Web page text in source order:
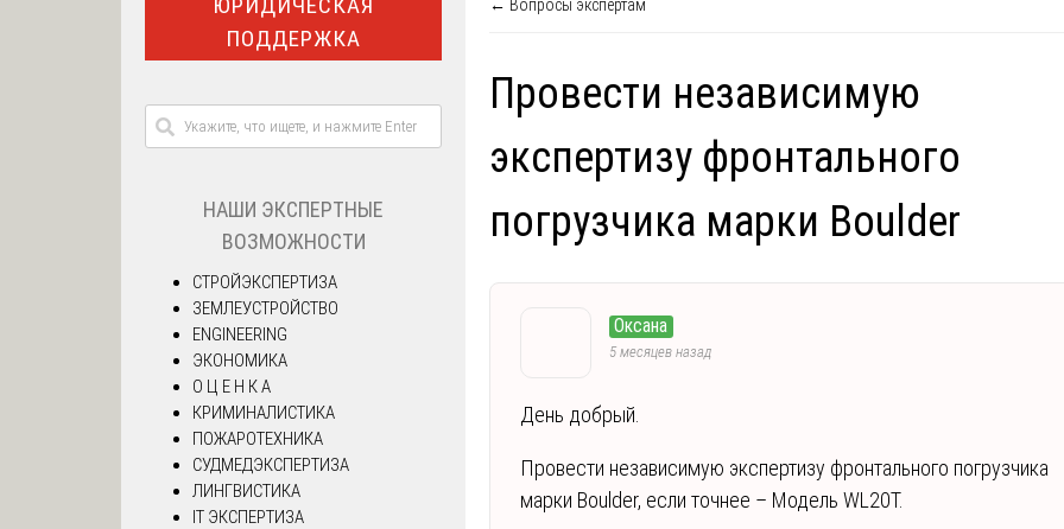
← Вопросы экспертам
Провести независимую
экспертизу фронтального
погрузчика марки Boulder
Оксана
5 месяцев назад
День добрый.
Провести независимую экспертизу фронтального погрузчика
марки Boulder, если точнее – Модель WL20T.
ПОДДЕРЖКА
НАШИ ЭКСПЕРТНЫЕ
ВОЗМОЖНОСТИ
СТРОЙЭКСПЕРТИЗА
ЗЕМЛЕУСТРОЙСТВО
ENGINEERING
ЭКОНОМИКА
О Ц Е Н К А
КРИМИНАЛИСТИКА
ПОЖАРОТЕХНИКА
СУДМЕДЭКСПЕРТИЗА
ЛИНГВИСТИКА
IT ЭКСПЕРТИЗА